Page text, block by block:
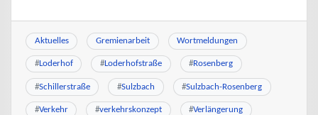
Aktuelles Gremienarbeit Wortmeldungen
#Loderhof #Loderhofstraße #Rosenberg
#Schillerstraße #Sulzbach #Sulzbach-Rosenberg
#Verkehr #verkehrskonzept #Verlängerung